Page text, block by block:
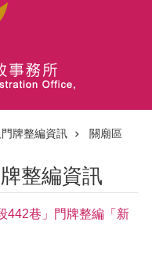
牌整編資訊
關廟區
整編資訊
442巷」門牌整編「新